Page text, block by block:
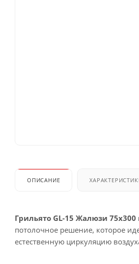
ОПИСАНИЕ
Грильято GL-15 Жалюзи
потолочное решение, которое
естественную циркуляцию